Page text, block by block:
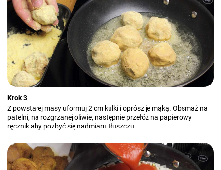
Krok 3
Z powstałej masy uformuj 2 cm kulki i oprósz je mąką. Obsmaż na
patelni, na rozgrzanej oliwie, następnie przełóż na papierowy
ręcznik aby pozbyć się nadmiaru tłuszczu.